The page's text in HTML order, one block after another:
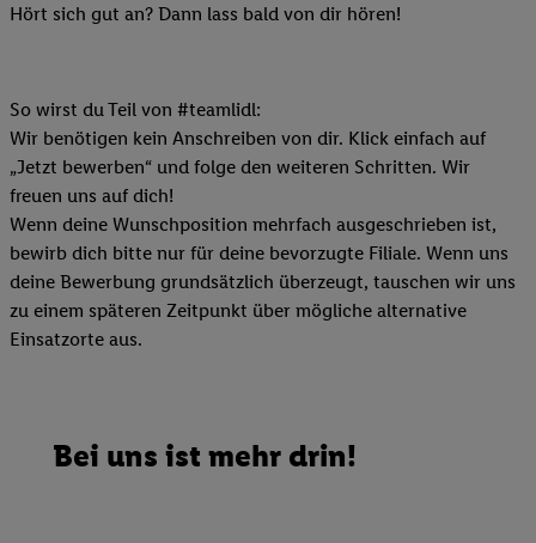
Hört sich gut an? Dann lass bald von dir hören!
So wirst du Teil von #teamlidl:
Wir benötigen kein Anschreiben von dir. Klick einfach auf
„Jetzt bewerben“ und folge den weiteren Schritten. Wir
freuen uns auf dich!
Wenn deine Wunschposition mehrfach ausgeschrieben ist,
bewirb dich bitte nur für deine bevorzugte Filiale. Wenn uns
deine Bewerbung grundsätzlich überzeugt, tauschen wir uns
zu einem späteren Zeitpunkt über mögliche alternative
Einsatzorte aus.
Bei uns ist mehr drin!